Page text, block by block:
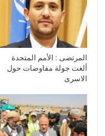
المرتضى : الأمم المتحدة
ألغت جولة مفاوضات حول
الاسرى